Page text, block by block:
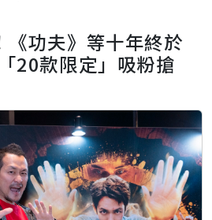
《功夫》等十年終於
20款限定」吸粉搶